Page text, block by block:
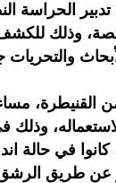
الحراسة
وذلك
ما بين 20 و29
عن طريق الرشق